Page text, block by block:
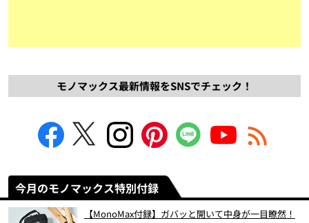
モノマックス最新情報をSNSでチェック！
今月のモノマックス特別付録
【MonoMax付録】ガバッと開いて中身が一目瞭然！